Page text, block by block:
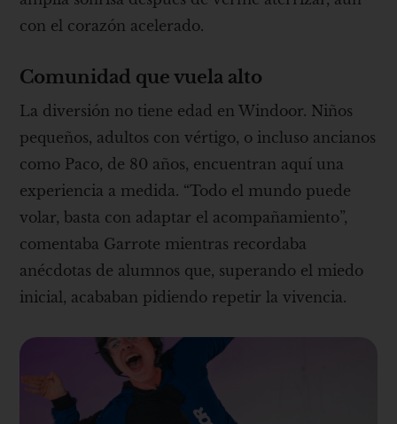
con el corazón acelerado.
Comunidad que vuela alto
La diversión no tiene edad en Windoor. Niños
pequeños, adultos con vértigo, o incluso ancianos
como Paco, de 80 años, encuentran aquí una
experiencia a medida. “Todo el mundo puede
volar, basta con adaptar el acompañamiento”,
comentaba Garrote mientras recordaba
anécdotas de alumnos que, superando el miedo
inicial, acababan pidiendo repetir la vivencia.